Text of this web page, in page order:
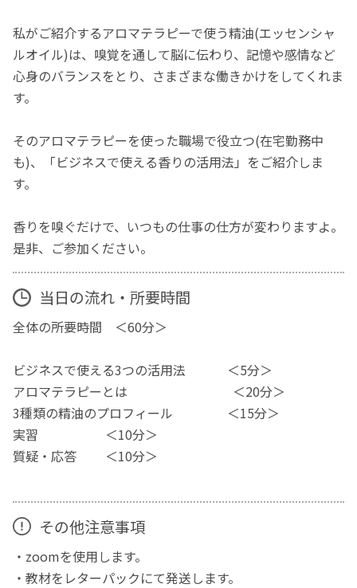
私がご紹介するアロマテラピーで使う精油(エッセンシャ
ルオイル)は、嗅覚を通して脳に伝わり、記憶や感情など
心身のバランスをとり、さまざまな働きかけをしてくれま
す。
そのアロマテラピーを使った職場で役立つ(在宅勤務中
も)、「ビジネスで使える香りの活用法」をご紹介しま
す。
香りを嗅ぐだけで、いつもの仕事の仕方が変わりますよ。
是非、ご参加ください。
当日の流れ・所要時間
全体の所要時間 ＜60分＞
ビジネスで使える3つの活用法 ＜5分＞
アロマテラピーとは ＜20分＞
3種類の精油のプロフィール ＜15分＞
実習 ＜10分＞
質疑・応答 ＜10分＞
その他注意事項
・zoomを使用します。
・教材をレターパックにて発送します。